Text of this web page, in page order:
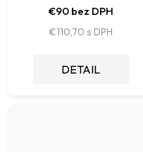
€90 bez DPH
€110,70
DETAIL